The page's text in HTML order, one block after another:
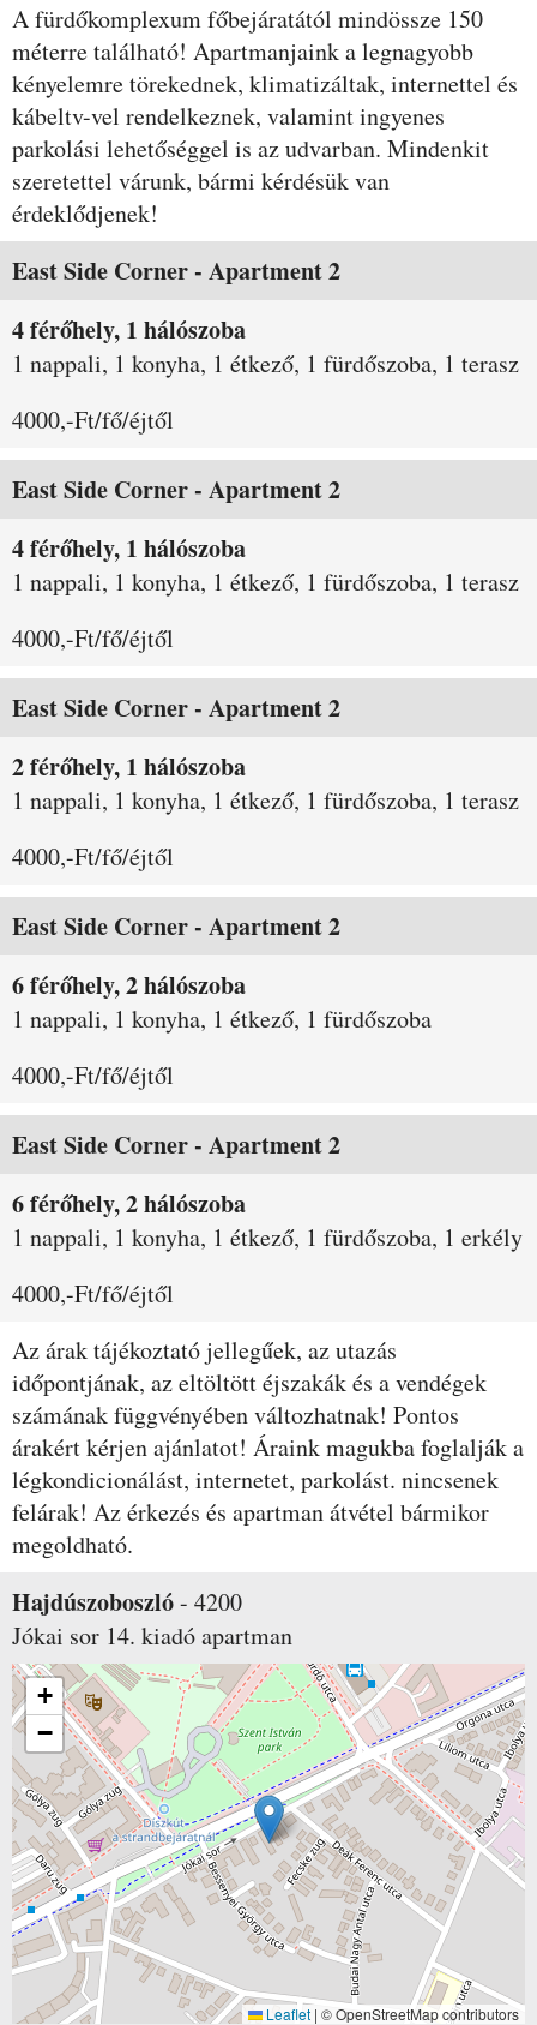
Leírás
A fürdőkomplexum főbejáratától mindössze 150
méterre található! Apartmanjaink a legnagyobb
kényelemre törekednek, klimatizáltak, internettel és
kábeltv-vel rendelkeznek, valamint ingyenes
parkolási lehetőséggel is az udvarban. Mindenkit
szeretettel várunk, bármi kérdésük van
érdeklődjenek!
Szobák és árak
East Side Corner - Apartment 2
4 férőhely, 1 hálószoba
1 nappali, 1 konyha, 1 étkező, 1 fürdőszoba, 1 terasz
4000,-Ft/fő/éjtől
East Side Corner - Apartment 2
4 férőhely, 1 hálószoba
1 nappali, 1 konyha, 1 étkező, 1 fürdőszoba, 1 terasz
4000,-Ft/fő/éjtől
East Side Corner - Apartment 2
2 férőhely, 1 hálószoba
1 nappali, 1 konyha, 1 étkező, 1 fürdőszoba, 1 terasz
4000,-Ft/fő/éjtől
East Side Corner - Apartment 2
6 férőhely, 2 hálószoba
1 nappali, 1 konyha, 1 étkező, 1 fürdőszoba
4000,-Ft/fő/éjtől
East Side Corner - Apartment 2
6 férőhely, 2 hálószoba
1 nappali, 1 konyha, 1 étkező, 1 fürdőszoba, 1 erkély
4000,-Ft/fő/éjtől
Az árak tájékoztató jellegűek, az utazás
időpontjának, az eltöltött éjszakák és a vendégek
számának függvényében változhatnak! Pontos
árakért kérjen ajánlatot! Áraink magukba foglalják a
légkondicionálást, internetet, parkolást. nincsenek
felárak! Az érkezés és apartman átvétel bármikor
megoldható.
Hajdúszoboszló- 4200
Jókai sor 14. kiadó apartman
+
−
Leaflet | © OpenStreetMap contributors